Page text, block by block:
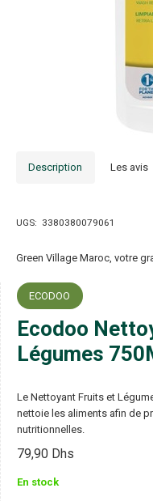
Description Les avis
UGS: 3380380079061
Green Village Maroc, votre
ECODOO
Ecodoo
Légumes
Le Nettoyant Fruits et
nettoie les aliments afin de
nutritionnelles.
79,90 Dhs
En stock